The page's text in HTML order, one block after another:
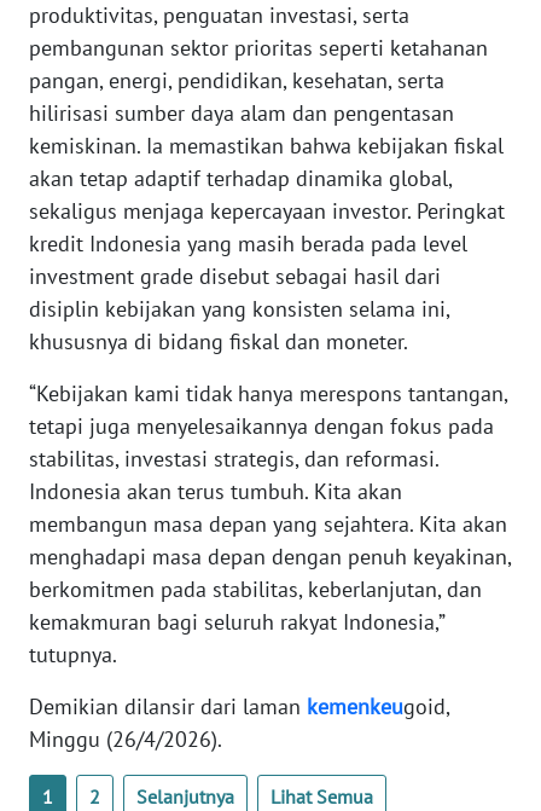
produktivitas, penguatan investasi, serta
pembangunan sektor prioritas seperti ketahanan
pangan, energi, pendidikan, kesehatan, serta
hilirisasi sumber daya alam dan pengentasan
kemiskinan. Ia memastikan bahwa kebijakan fiskal
akan tetap adaptif terhadap dinamika global,
sekaligus menjaga kepercayaan investor. Peringkat
kredit Indonesia yang masih berada pada level
investment grade disebut sebagai hasil dari
disiplin kebijakan yang konsisten selama ini,
khususnya di bidang fiskal dan moneter.
“Kebijakan kami tidak hanya merespons tantangan,
tetapi juga menyelesaikannya dengan fokus pada
stabilitas, investasi strategis, dan reformasi.
Indonesia akan terus tumbuh. Kita akan
membangun masa depan yang sejahtera. Kita akan
menghadapi masa depan dengan penuh keyakinan,
berkomitmen pada stabilitas, keberlanjutan, dan
kemakmuran bagi seluruh rakyat Indonesia,”
tutupnya.
Demikian dilansir dari laman kemenkeugoid,
Minggu (26/4/2026).
1 2 Selanjutnya Lihat Semua
WN
NTB
WN
SULTENG
WN
SULBAR
WN
WN
SUMBAR
WN
WN
BENGKULU
WN
WN
JATENG